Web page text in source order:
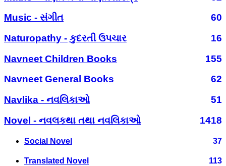
Music - સંગીત
60
Naturopathy - કુદરતી ઉપચાર
16
Navneet Children Books
155
Navneet General Books
62
Navlika - નવલિકાઓ
51
Novel - નવલકથા તથા નવલિકાઓ
1418
Social Novel 37
Translated Novel 113